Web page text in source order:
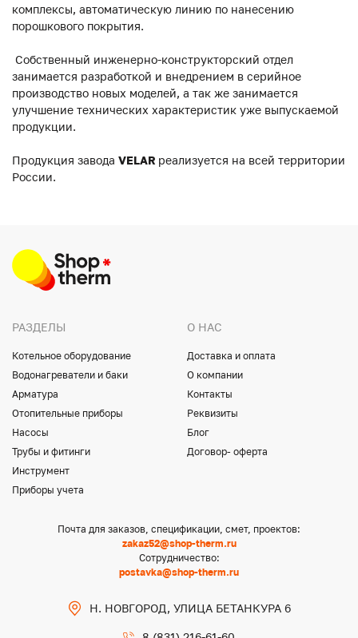
комплексы, автоматическую линию по нанесению
порошкового покрытия.
Собственный инженерно-конструкторский отдел
занимается разработкой и внедрением в серийное
производство новых моделей, а так же занимается
улучшение технических характеристик уже выпускаемой
продукции.
Продукция завода VELAR реализуется на всей территории
России.
РАЗДЕЛЫ
Котельное оборудование
Водонагреватели и баки
Арматура
Отопительные приборы
Насосы
Трубы и фитинги
Инструмент
Приборы учета
О НАС
Доставка и оплата
О компании
Контакты
Реквизиты
Блог
Договор- оферта
Почта для заказов, спецификации, смет, проектов:
zakaz52@shop-therm.ru
Сотрудничество:
postavka@shop-therm.ru
Н. НОВГОРОД, УЛИЦА БЕТАНКУРА 6